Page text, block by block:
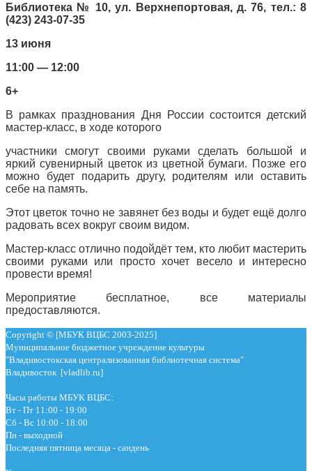
Библиотека № 10, ул. Верхнепортовая, д. 76, тел.: 8
(423) 243-07-35
13 июня
11:00 — 12:00
6+
В рамках празднования Дня России состоится детский
мастер-класс, в ходе которого
участники смогут своими руками сделать большой и
яркий сувенирный цветок из цветной бумаги. Позже его
можно будет подарить другу, родителям или оставить
себе на память.
Этот цветок точно не завянет без воды и будет ещё долго
радовать всех вокруг своим видом.
Мастер-класс отлично подойдёт тем, кто любит мастерить
своими руками или просто хочет весело и интересно
провести время!
Мероприятие бесплатное, все материалы
предоставляются.
Copyright © [МБУК ВЦБС 2003-2025]
Муниципальное бюджетное учреждение культуры
"Владивостокская централизованная библиотечная система"
Владивосток [vladlib.ru]
Часы работы МБУК ВЦБС:
Вт - Пт 11:00 - 19:00
Сб - Вс 10:00 - 18:00
Пн - выходной
Последняя пятница месяца - сандень